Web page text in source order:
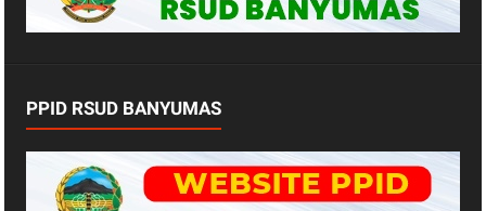
PPID RSUD BANYUMAS